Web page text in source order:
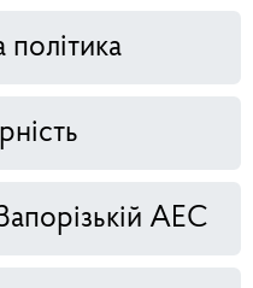
політика
Запорізькій АЕС